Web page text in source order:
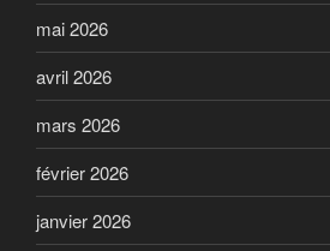
mai 2026
avril 2026
mars 2026
février 2026
janvier 2026